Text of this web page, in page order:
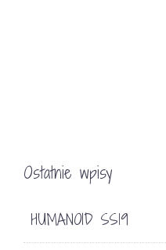
Ostatnie wpisy
HUMANOID SS19